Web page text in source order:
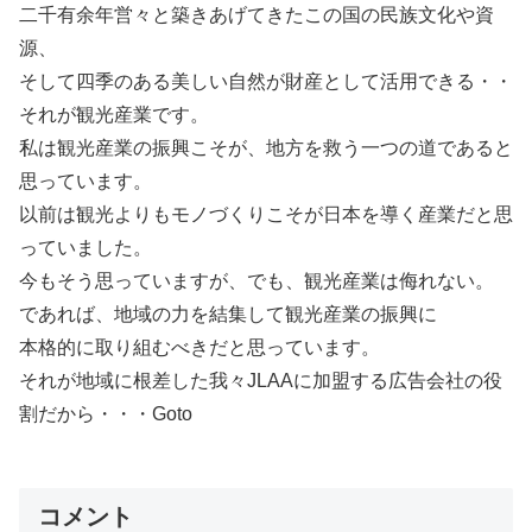
二千有余年営々と築きあげてきたこの国の民族文化や資
源、
そして四季のある美しい自然が財産として活用できる・・
それが観光産業です。
私は観光産業の振興こそが、地方を救う一つの道であると
思っています。
以前は観光よりもモノづくりこそが日本を導く産業だと思
っていました。
今もそう思っていますが、でも、観光産業は侮れない。
であれば、地域の力を結集して観光産業の振興に
本格的に取り組むべきだと思っています。
それが地域に根差した我々JLAAに加盟する広告会社の役
割だから・・・Goto
コメント